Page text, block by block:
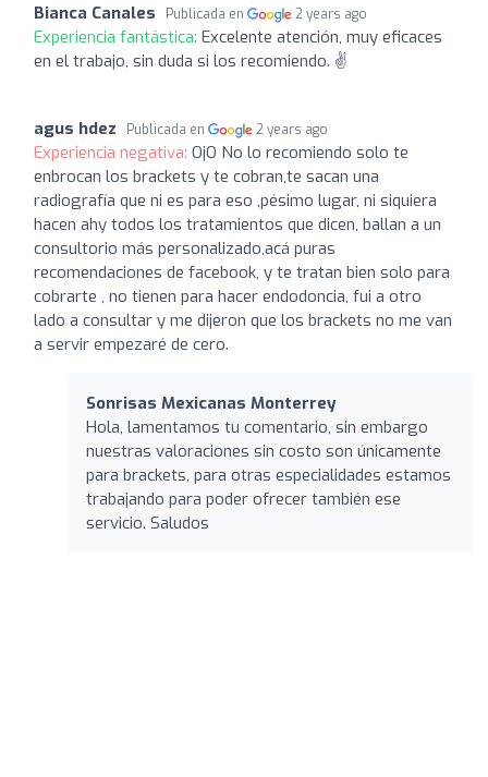
Bianca Canales Publicada en 2 years ago
Experiencia fantástica: Excelente atención, muy eficaces
en el trabajo, sin duda si los recomiendo. ✌️
agus hdez Publicada en 2 years ago
Experiencia negativa: OjO No lo recomiendo solo te
enbrocan los brackets y te cobran,te sacan una
radiografía que ni es para eso ,pésimo lugar, ni siquiera
hacen ahy todos los tratamientos que dicen, ballan a un
consultorio más personalizado,acá puras
recomendaciones de facebook, y te tratan bien solo para
cobrarte , no tienen para hacer endodoncia, fui a otro
lado a consultar y me dijeron que los brackets no me van
a servir empezaré de cero.
Sonrisas Mexicanas Monterrey
Hola, lamentamos tu comentario, sin embargo
nuestras valoraciones sin costo son únicamente
para brackets, para otras especialidades estamos
trabajando para poder ofrecer también ese
servicio. Saludos